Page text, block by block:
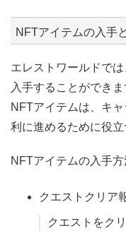
NFTアイテムの入手
エレストワールドで
入手することができま
NFTアイテムは、キ
利に進めるために役立
NFTアイテムの入手
クエストクリア
クエストをク